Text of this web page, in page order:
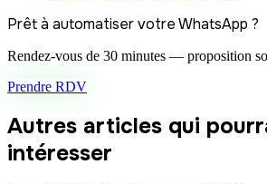
Prêt à automatiser votre WhatsApp ?
Rendez-vous de 30 minutes — proposition
Prendre RDV
Autres articles qui
intéresser